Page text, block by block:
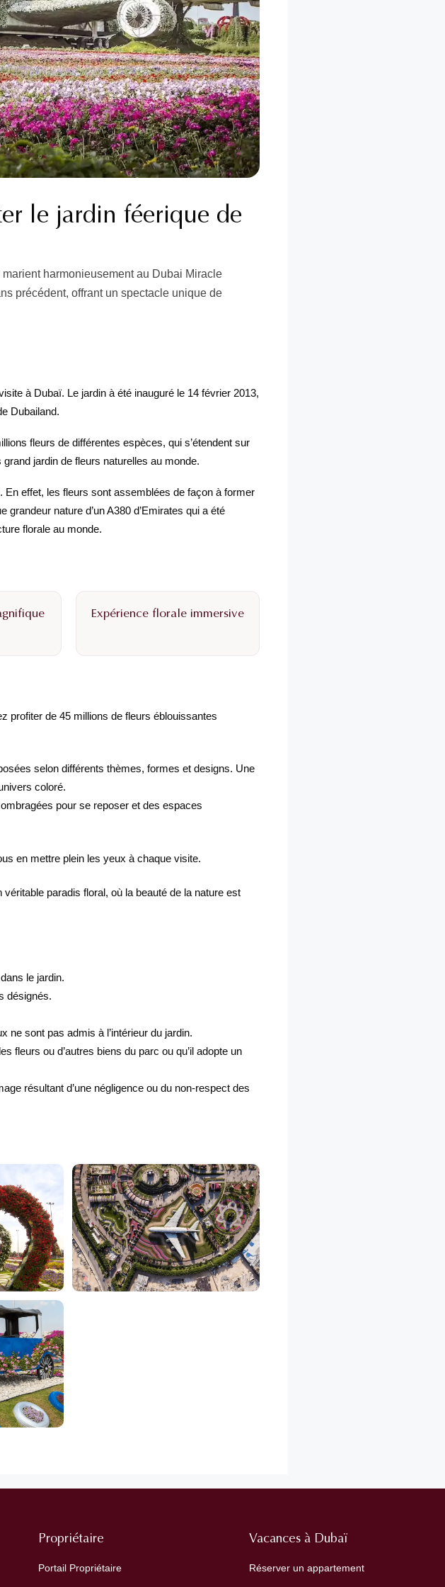
le jardin féerique de
harmonieusement au Dubai Miracle
précédent, offrant un spectacle unique de
à Dubaï. Le jardin à été inauguré le 14 février 2013,
Dubailand.
fleurs de différentes espèces, qui s’étendent sur
jardin de fleurs naturelles au monde.
effet, les fleurs sont assemblées de façon à former
nature d’un A380 d’Emirates qui a été
florale au monde.
Expérience florale immersive
profiter de 45 millions de fleurs éblouissantes
selon différents thèmes, formes et designs. Une
coloré.
pour se reposer et des espaces
en mettre plein les yeux à chaque visite.
paradis floral, où la beauté de la nature est
le jardin.
désignés.
ne sont pas admis à l’intérieur du jardin.
fleurs ou d’autres biens du parc ou qu’il adopte un
résultant d’une négligence ou du non-respect des
Propriétaire
Portail Propriétaire
Vacances à Dubaï
Réserver un appartement